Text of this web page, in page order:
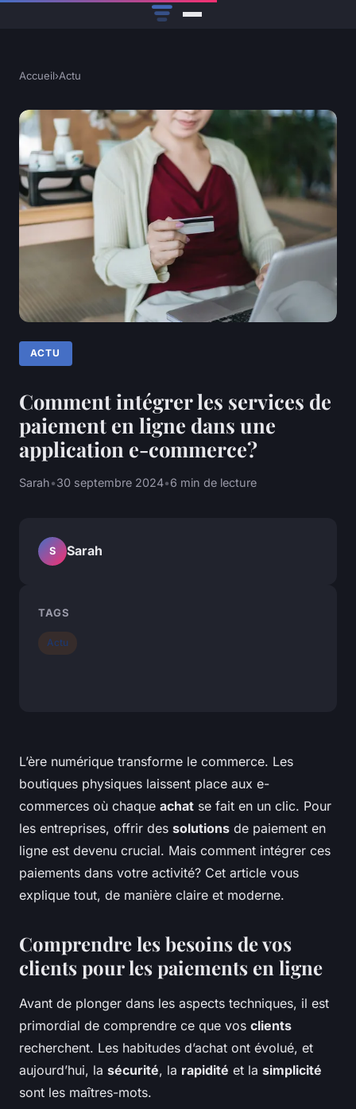
Accueil›Actu
ACTU
Comment intégrer les services de
paiement en ligne dans une
application e-commerce?
Sarah•30 septembre 2024•6 min de lecture
L’ère numérique transforme le commerce. Les
boutiques physiques laissent place aux e-
commerces où chaque achat se fait en un clic. Pour
les entreprises, offrir des solutions de paiement en
ligne est devenu crucial. Mais comment intégrer ces
paiements dans votre activité? Cet article vous
explique tout, de manière claire et moderne.
Comprendre les besoins de vos
clients pour les paiements en ligne
Avant de plonger dans les aspects techniques, il est
primordial de comprendre ce que vos clients
recherchent. Les habitudes d’achat ont évolué, et
aujourd’hui, la sécurité, la rapidité et la simplicité
sont les maîtres-mots.
S Sarah
TAGS
Actu